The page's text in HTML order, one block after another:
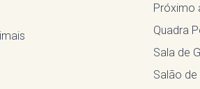
Próximo
Quadra
Sala de
Salão de